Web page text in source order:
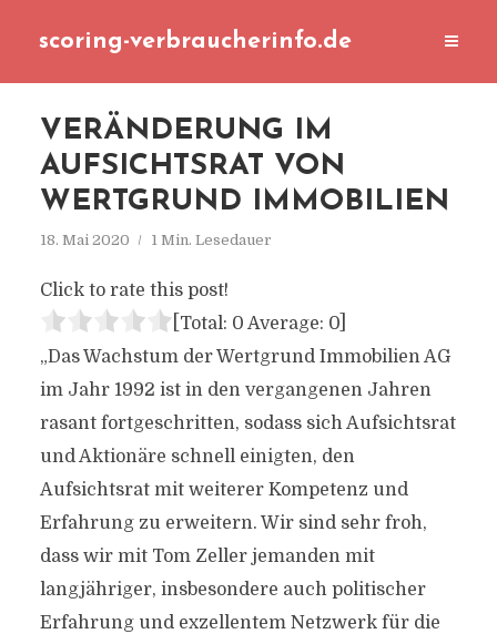
scoring-verbraucherinfo.de
VERÄNDERUNG IM
AUFSICHTSRAT VON
WERTGRUND IMMOBILIEN
18. Mai 2020 1 Min. Lesedauer
Click to rate this post!
[Total: 0 Average: 0]
„Das Wachstum der Wertgrund Immobilien AG
im Jahr 1992 ist in den vergangenen Jahren
rasant fortgeschritten, sodass sich Aufsichtsrat
und Aktionäre schnell einigten, den
Aufsichtsrat mit weiterer Kompetenz und
Erfahrung zu erweitern. Wir sind sehr froh,
dass wir mit Tom Zeller jemanden mit
langjähriger, insbesondere auch politischer
Erfahrung und exzellentem Netzwerk für die